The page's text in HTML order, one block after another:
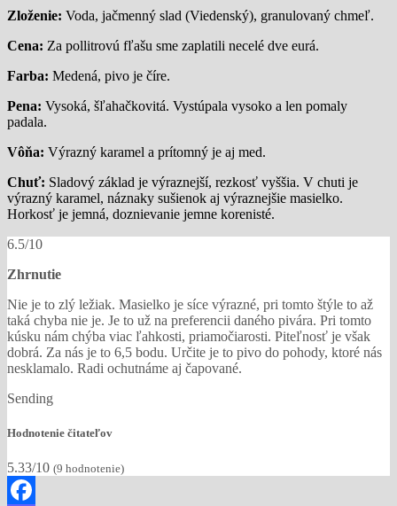
Zloženie: Voda, jačmenný slad (Viedenský), granulovaný chmeľ.
Cena: Za pollitrovú fľašu sme zaplatili necelé dve eurá.
Farba: Medená, pivo je číre.
Pena: Vysoká, šľahačkovitá. Vystúpala vysoko a len pomaly
padala.
Vôňa: Výrazný karamel a prítomný je aj med.
Chuť: Sladový základ je výraznejší, rezkosť vyššia. V chuti je
výrazný karamel, náznaky sušienok aj výraznejšie masielko.
Horkosť je jemná, doznievanie jemne korenisté.
6.5/10
Zhrnutie
Nie je to zlý ležiak. Masielko je síce výrazné, pri tomto štýle to až
taká chyba nie je. Je to už na preferencii daného pivára. Pri tomto
kúsku nám chýba viac ľahkosti, priamočiarosti. Piteľnosť je však
dobrá. Za nás je to 6,5 bodu. Určite je to pivo do pohody, ktoré nás
nesklamalo. Radi ochutnáme aj čapované.
Sending
Hodnotenie čitateľov
5.33/10 (9 hodnotenie)